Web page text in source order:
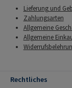
Lieferung und
Zahlungsarten
Allgemeine
Allgemeine
Rechtliches